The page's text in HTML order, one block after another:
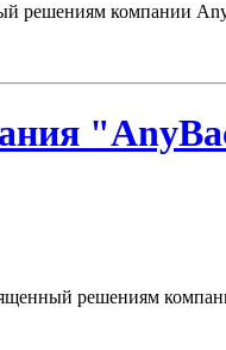
решениям компании
решениям